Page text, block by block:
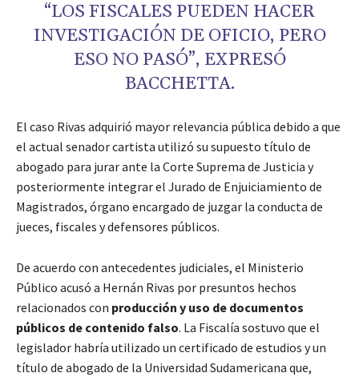
“LOS FISCALES PUEDEN HACER
INVESTIGACIÓN DE OFICIO, PERO
ESO NO PASÓ”, EXPRESÓ
BACCHETTA.
El caso Rivas adquirió mayor relevancia pública debido a que
el actual senador cartista utilizó su supuesto título de
abogado para jurar ante la Corte Suprema de Justicia y
posteriormente integrar el Jurado de Enjuiciamiento de
Magistrados, órgano encargado de juzgar la conducta de
jueces, fiscales y defensores públicos.
De acuerdo con antecedentes judiciales, el Ministerio
Público acusó a Hernán Rivas por presuntos hechos
relacionados con producción y uso de documentos
públicos de contenido falso. La Fiscalía sostuvo que el
legislador habría utilizado un certificado de estudios y un
título de abogado de la Universidad Sudamericana que,